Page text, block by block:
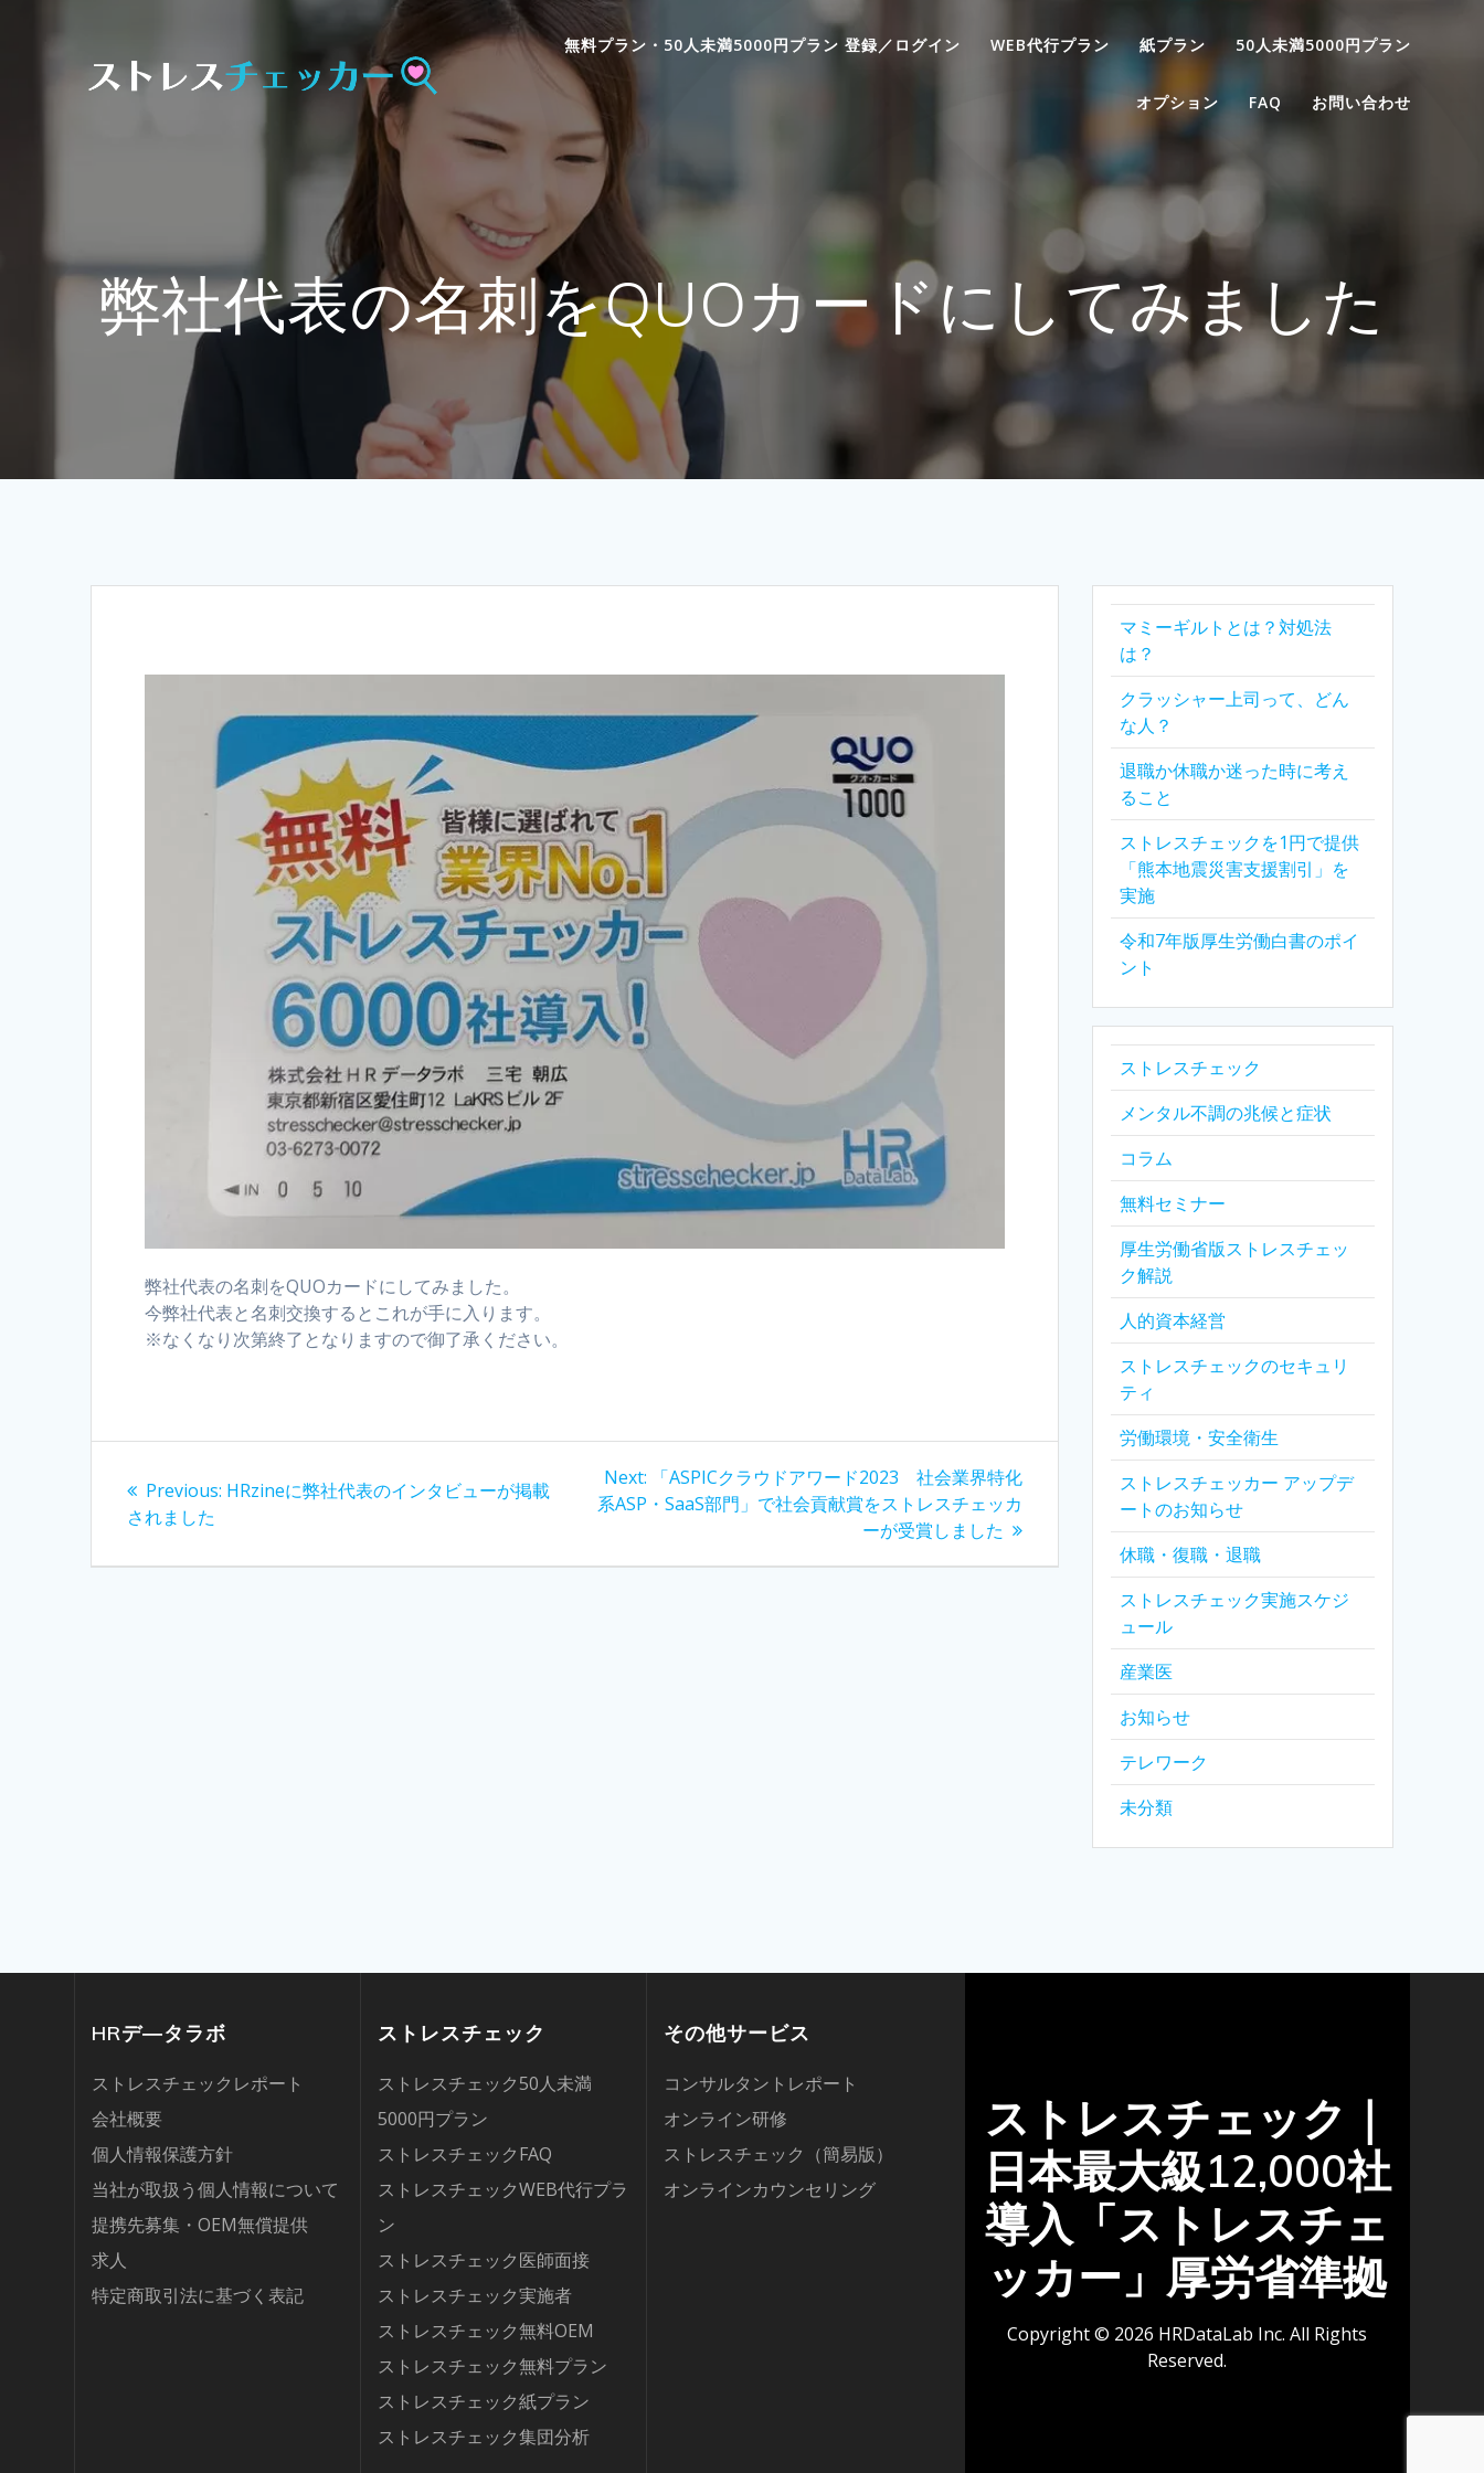
無料プラン・50人未満5000円プラン 登録／ログイン WEB代行プラン 紙プラン 50人未満5000円プラン
オプション FAQ お問い合わせ
弊社代表の名刺をQUOカードにしてみました
弊社代表の名刺をQUOカードにしてみました。
今弊社代表と名刺交換するとこれが手に入ります。
※なくなり次第終了となりますので御了承ください。
稿
ナ
Previous: Previous
HRzineに弊社代表のインタビューが掲載
されました
Next:
Next
post:
「ASPICクラウドアワード2023 社会業界特化
系ASP・SaaS部門」で社会貢献賞をストレスチェッカ
ーが受賞しました
マミーギルトとは？対処法
は？
クラッシャー上司って、どん
な人？
退職か休職か迷った時に考え
ること
ストレスチェックを1円で提供
「熊本地震災害支援割引」を
実施
令和7年版厚生労働白書のポイ
ント
ストレスチェック
メンタル不調の兆候と症状
コラム
無料セミナー
厚生労働省版ストレスチェッ
ク解説
人的資本経営
ストレスチェックのセキュリ
ティ
労働環境・安全衛生
ストレスチェッカー アップデ
ートのお知らせ
休職・復職・退職
ストレスチェック実施スケジ
ュール
産業医
お知らせ
テレワーク
未分類
HRデ―タラボ
ストレスチェックレポート
会社概要
個人情報保護方針
当社が取扱う個人情報について
提携先募集・OEM無償提供
求人
特定商取引法に基づく表記
ストレスチェック
ストレスチェック50人未満
5000円プラン
ストレスチェックFAQ
ストレスチェックWEB代行プラ
ン
ストレスチェック医師面接
ストレスチェック実施者
ストレスチェック無料OEM
ストレスチェック無料プラン
ストレスチェック紙プラン
ストレスチェック集団分析
その他サービス
コンサルタントレポート
オンライン研修
ストレスチェック（簡易版）
オンラインカウンセリング
ストレスチェック｜
日本最大級12,000社
導入「ストレスチェ
ッカー」厚労省準拠
Copyright © 2026 HRDataLab Inc. All Rights
Reserved.